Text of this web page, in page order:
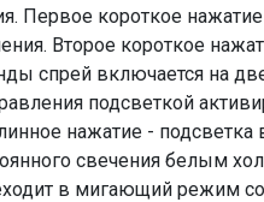
Первое короткое
Второе короткое
спрей включается на
подсветкой
нажатие - подсветка
свечения белым
в мигающий режим